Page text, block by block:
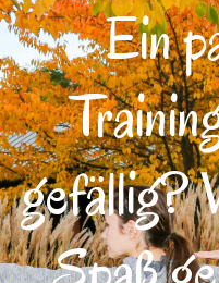
Ein
gefällig?